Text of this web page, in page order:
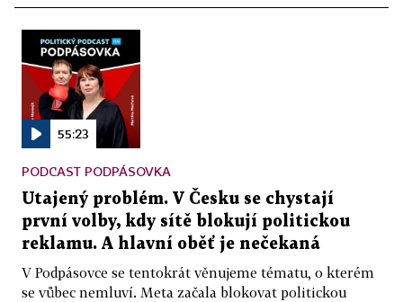
55:23
PODCAST PODPÁSOVKA
Utajený problém. V Česku se chystají
první volby, kdy sítě blokují politickou
reklamu. A hlavní oběť je nečekaná
V Podpásovce se tentokrát věnujeme tématu, o kterém
se vůbec nemluví. Meta začala blokovat politickou